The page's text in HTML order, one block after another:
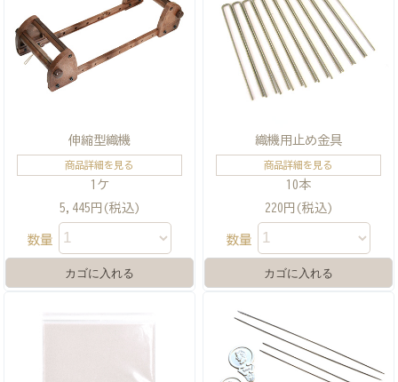
伸縮型織機
商品詳細を見る
1ケ
5,445円(税込)
数量
織機用止め金具
商品詳細を見る
10本
220円(税込)
数量